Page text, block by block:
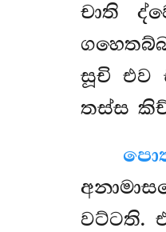
චාති
සූචි එව
තස්ස
වට්ටති.